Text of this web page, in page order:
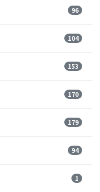
96
104
153
170
179
94
1